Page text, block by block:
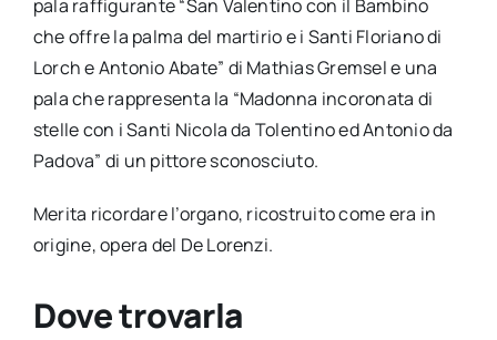
pala raffigurante “San Valentino con il Bambino
che offre la palma del martirio e i Santi Floriano di
Lorch e Antonio Abate” di Mathias Gremsel e una
pala che rappresenta la “Madonna incoronata di
stelle con i Santi Nicola da Tolentino ed Antonio da
Padova” di un pittore sconosciuto.
Merita ricordare l’organo, ricostruito come era in
origine, opera del De Lorenzi.
Dove trovarla